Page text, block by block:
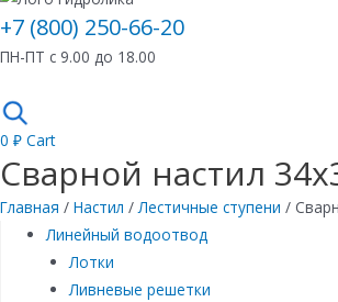
+7 (800) 250-66-20
ПН-ПТ с 9.00 до 18.00
0 ₽ Cart
Сварной настил
Главная / Настил /Лестичные ступени /
Линейный водоотвод
Лотки
Ливневые решетки